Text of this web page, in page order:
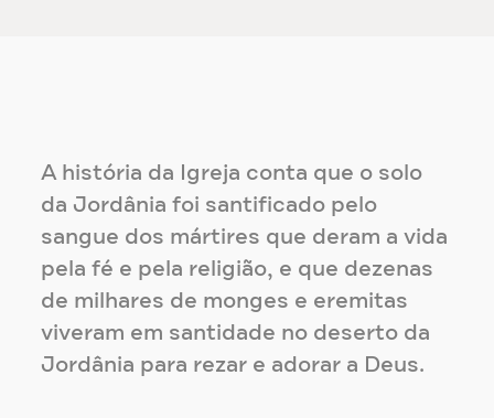
A história da Igreja conta que o solo
da Jordânia foi santificado pelo
sangue dos mártires que deram a vida
pela fé e pela religião, e que dezenas
de milhares de monges e eremitas
viveram em santidade no deserto da
Jordânia para rezar e adorar a Deus.